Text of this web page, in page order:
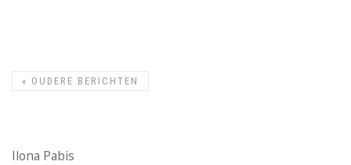
« OUDERE BERICHTEN
Ilona Pabis